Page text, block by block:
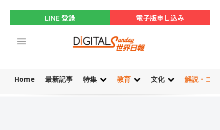
LINE 登録 電子版申し込み
Home 最新記事 特集 教育 文化 解説・コ